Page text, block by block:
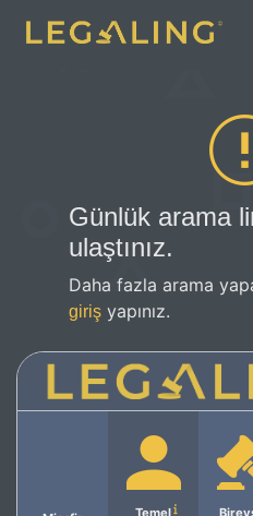
Günlük arama
ulaştınız.
Daha fazla arama
giriş yapınız.
Temel